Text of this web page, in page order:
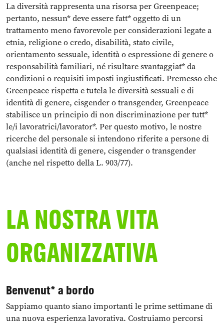
La diversità rappresenta una risorsa per Greenpeace;
pertanto, nessun* deve essere fatt* oggetto di un
trattamento meno favorevole per considerazioni legate a
etnia, religione o credo, disabilità, stato civile,
orientamento sessuale, identità o espressione di genere o
responsabilità familiari, né risultare svantaggiat* da
condizioni o requisiti imposti ingiustificati. Premesso che
Greenpeace rispetta e tutela le diversità sessuali e di
identità di genere, cisgender o transgender, Greenpeace
stabilisce un principio di non discriminazione per tutt*
le/i lavoratrici/lavorator*. Per questo motivo, le nostre
ricerche del personale si intendono riferite a persone di
qualsiasi identità di genere, cisgender o transgender
(anche nel rispetto della L. 903/77).
LA NOSTRA VITA
ORGANIZZATIVA
Benvenut* a bordo
Sappiamo quanto siano importanti le prime settimane di
una nuova esperienza lavorativa. Costruiamo percorsi